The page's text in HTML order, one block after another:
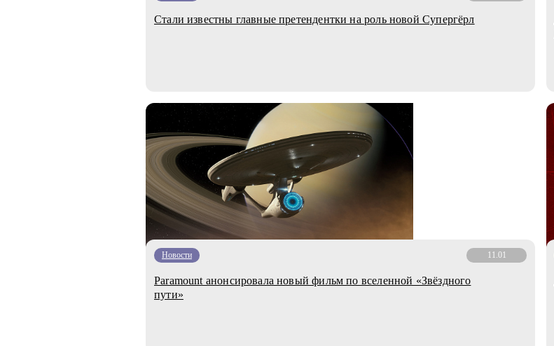
Стали известны главные претендентки на роль новой Супергёрл
Новости 11.01
Paramount анонсировала новый фильм по вселенной «Звёздного
пути»